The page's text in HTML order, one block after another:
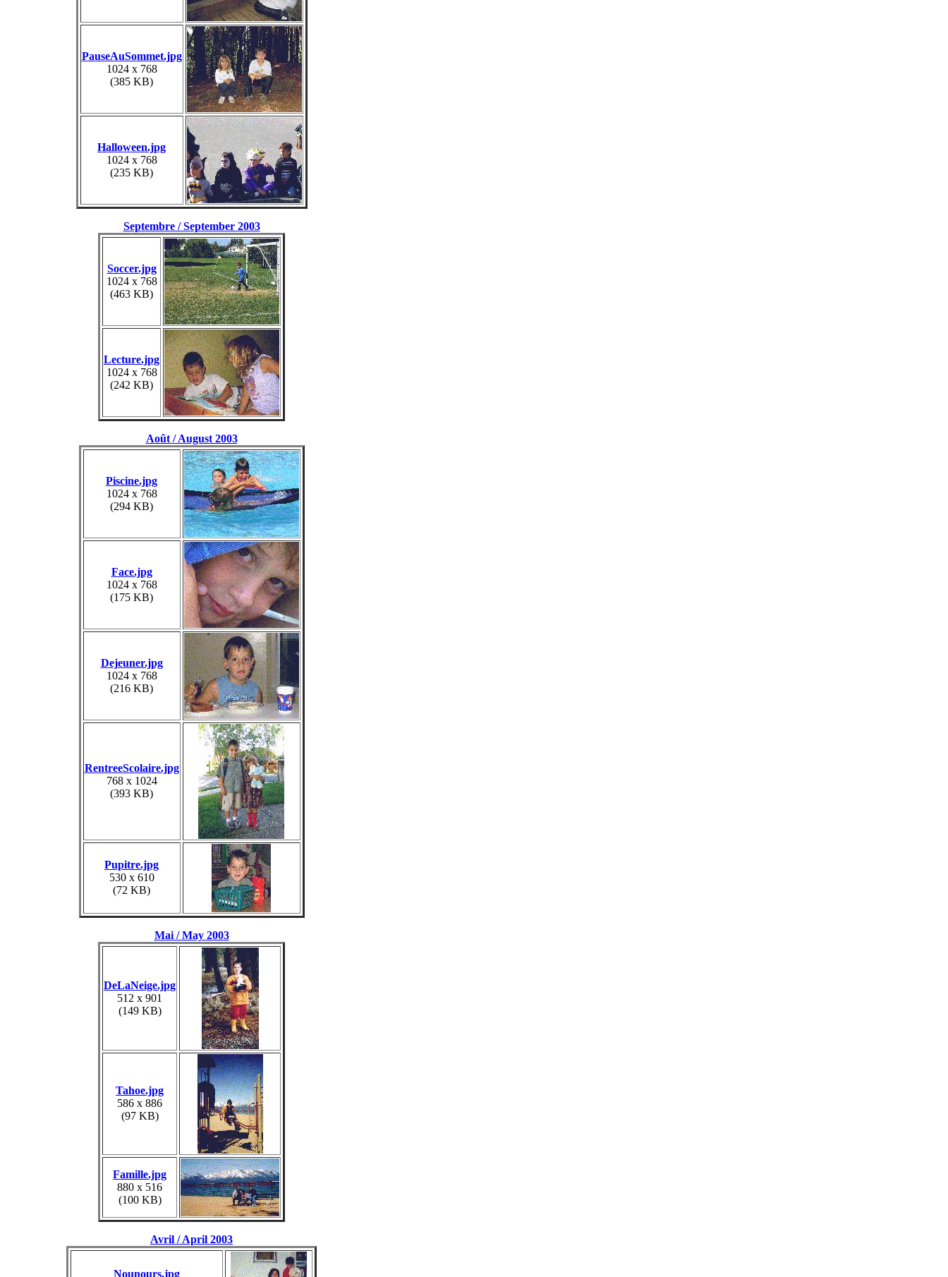
PauseAuSommet.jpg
1024 x 768
(385 KB)
Halloween.jpg
1024 x 768
(235 KB)
Septembre / September 2003
Soccer.jpg
1024 x 768
(463 KB)
Lecture.jpg
1024 x 768
(242 KB)
Août / August 2003
Piscine.jpg
1024 x 768
(294 KB)
Face.jpg
1024 x 768
(175 KB)
Dejeuner.jpg
1024 x 768
(216 KB)
RentreeScolaire.jpg
768 x 1024
(393 KB)
Pupitre.jpg
530 x 610
(72 KB)
Mai / May 2003
DeLaNeige.jpg
512 x 901
(149 KB)
Tahoe.jpg
586 x 886
(97 KB)
Famille.jpg
880 x 516
(100 KB)
Avril / April 2003
Nounours.jpg